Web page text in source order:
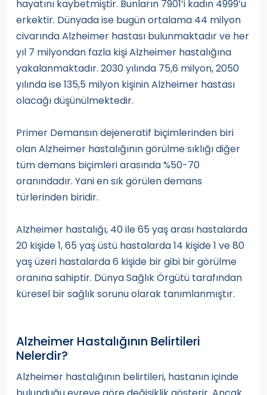
hayatını kaybetmiştir. Bunların 7901’i kadın 4999’u
erkektir. Dünyada ise bugün ortalama 44 milyon
civarında Alzheimer hastası bulunmaktadır ve her
yıl 7 milyondan fazla kişi Alzheimer hastalığına
yakalanmaktadır. 2030 yılında 75,6 milyon, 2050
yılında ise 135,5 milyon kişinin Alzheimer hastası
olacağı düşünülmektedir.
Primer Demansın dejeneratif biçimlerinden biri
olan Alzheimer hastalığının görülme sıklığı diğer
tüm demans biçimleri arasında %50-70
oranındadır. Yani en sık görülen demans
türlerinden biridir.
Alzheimer hastalığı, 40 ile 65 yaş arası hastalarda
20 kişide 1, 65 yaş üstü hastalarda 14 kişide 1 ve 80
yaş üzeri hastalarda 6 kişide bir gibi bir görülme
oranına sahiptir. Dünya Sağlık Örgütü tarafından
küresel bir sağlık sorunu olarak tanımlanmıştır.
Alzheimer Hastalığının Belirtileri
Nelerdir?
Alzheimer hastalığının belirtileri, hastanın içinde